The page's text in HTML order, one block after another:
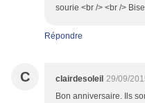
sourie <br /> <br />
Répondre
C clairdesoleil 29/09/
Bon anniversaire. Ils